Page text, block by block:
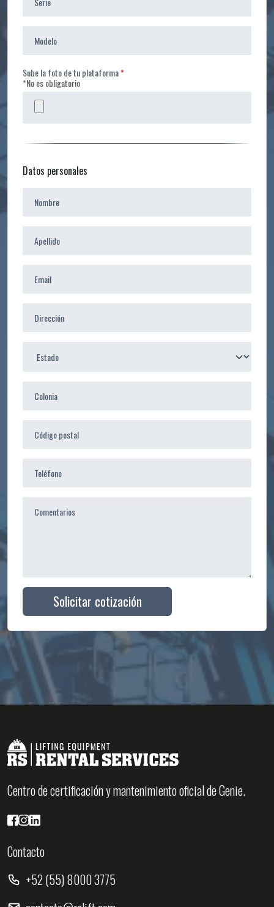
blank
Sube la foto de tu plataforma
*No es obligatorio
Datos personales
Solicitar cotización
Centro de certificación y mantenimiento oficial de Genie.
Contacto
+52 (55) 8000 3775